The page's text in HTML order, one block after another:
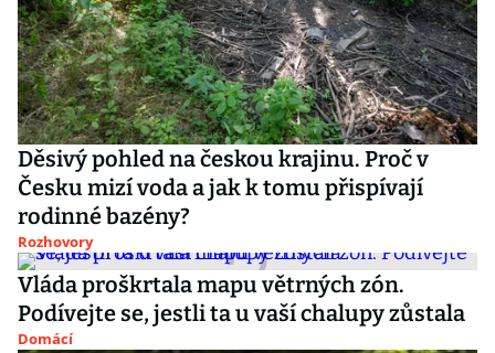
Děsivý pohled na českou krajinu. Proč v
Česku mizí voda a jak k tomu přispívají
rodinné bazény?
Rozhovory
Vláda proškrtala mapu větrných zón.
Podívejte se, jestli ta u vaší chalupy zůstala
Domácí